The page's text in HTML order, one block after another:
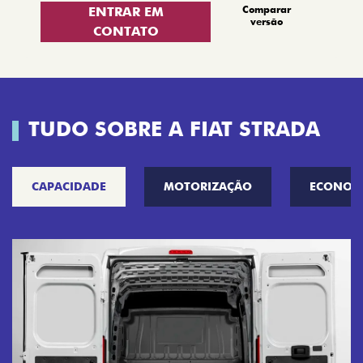
ENTRAR EM
CONTATO
Comparar
versão
TUDO SOBRE A FIAT STRADA
CAPACIDADE MOTORIZAÇÃO